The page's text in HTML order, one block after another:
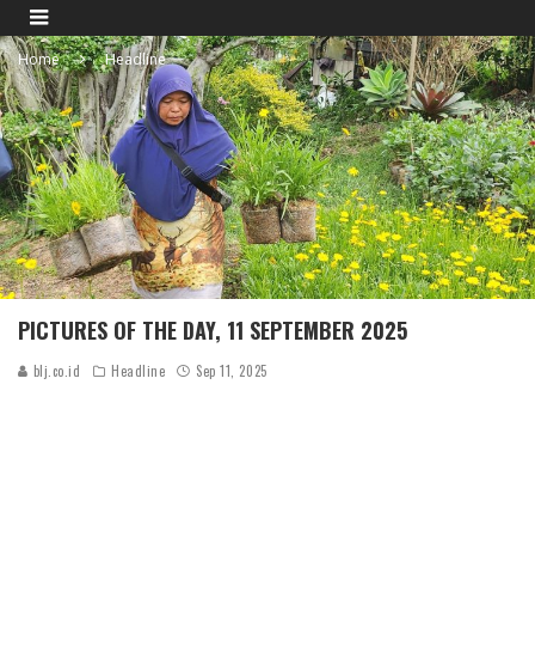
Home Headline
PICTURES OF THE DAY, 11 SEPTEMBER 2025
blj.co.id Headline Sep 11, 2025